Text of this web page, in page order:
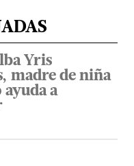
Yris
madre de niña
a